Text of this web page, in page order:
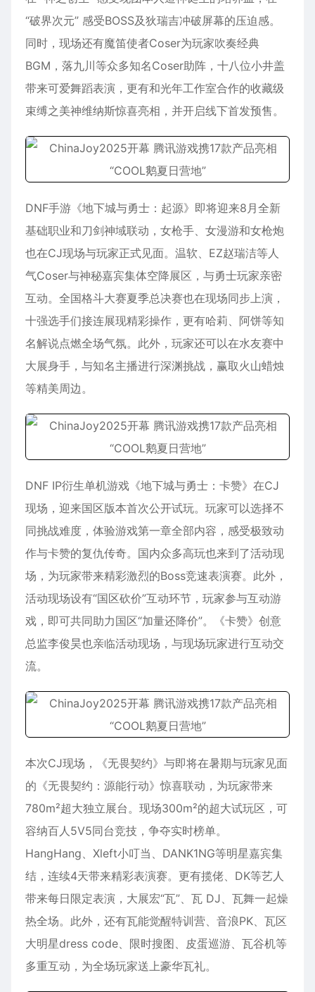
“破界次元” 感受BOSS及狄瑞吉冲破屏幕的压迫感。
同时，现场还有魔笛使者Coser为玩家吹奏经典
BGM，落九川等众多知名Coser助阵，十八位小井盖
带来可爱舞蹈表演，更有和光年工作室合作的收藏级
束缚之美神维纳斯惊喜亮相，并开启线下首发预售。
DNF手游《地下城与勇士：起源》即将迎来8月全新
基础职业和刀剑神域联动，女枪手、女漫游和女枪炮
也在CJ现场与玩家正式见面。温软、EZ赵瑞洁等人
气Coser与神秘嘉宾集体空降展区，与勇士玩家亲密
互动。全国格斗大赛夏季总决赛也在现场同步上演，
十强选手们接连展现精彩操作，更有哈莉、阿饼等知
名解说点燃全场气氛。此外，玩家还可以在水友赛中
大展身手，与知名主播进行深渊挑战，赢取火山蜡烛
等精美周边。
DNF IP衍生单机游戏《地下城与勇士：卡赞》在CJ
现场，迎来国区版本首次公开试玩。玩家可以选择不
同挑战难度，体验游戏第一章全部内容，感受极致动
作与卡赞的复仇传奇。国内众多高玩也来到了活动现
场，为玩家带来精彩激烈的Boss竞速表演赛。此外，
活动现场设有“国区砍价”互动环节，玩家参与互动游
戏，即可共同助力国区“加量还降价”。《卡赞》创意
总监李俊昊也亲临活动现场，与现场玩家进行互动交
流。
本次CJ现场，《无畏契约》与即将在暑期与玩家见面
的《无畏契约：源能行动》惊喜联动，为玩家带来
780m²超大独立展台。现场300m²的超大试玩区，可
容纳百人5V5同台竞技，争夺实时榜单。
HangHang、Xleft小叮当、DANK1NG等明星嘉宾集
结，连续4天带来精彩表演赛。更有揽佬、DK等艺人
带来每日限定表演，大展宏“瓦”、瓦 DJ、瓦舞一起燥
热全场。此外，还有瓦能觉醒特训营、音浪PK、瓦区
大明星dress code、限时搜图、皮蛋巡游、瓦谷机等
多重互动，为全场玩家送上豪华瓦礼。